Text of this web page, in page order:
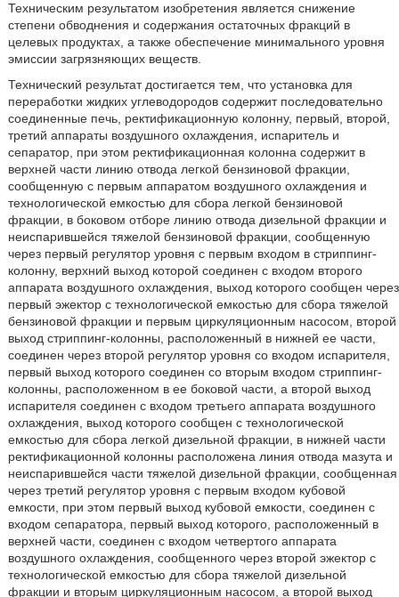
Техническим результатом изобретения является снижение
степени обводнения и содержания остаточных фракций в
целевых продуктах, а также обеспечение минимального уровня
эмиссии загрязняющих веществ.
Технический результат достигается тем, что установка для
переработки жидких углеводородов содержит последовательно
соединенные печь, ректификационную колонну, первый, второй,
третий аппараты воздушного охлаждения, испаритель и
сепаратор, при этом ректификационная колонна содержит в
верхней части линию отвода легкой бензиновой фракции,
сообщенную с первым аппаратом воздушного охлаждения и
технологической емкостью для сбора легкой бензиновой
фракции, в боковом отборе линию отвода дизельной фракции и
неиспарившейся тяжелой бензиновой фракции, сообщенную
через первый регулятор уровня с первым входом в стриппинг-
колонну, верхний выход которой соединен с входом второго
аппарата воздушного охлаждения, выход которого сообщен через
первый эжектор с технологической емкостью для сбора тяжелой
бензиновой фракции и первым циркуляционным насосом, второй
выход стриппинг-колонны, расположенный в нижней ее части,
соединен через второй регулятор уровня со входом испарителя,
первый выход которого соединен со вторым входом стриппинг-
колонны, расположенном в ее боковой части, а второй выход
испарителя соединен с входом третьего аппарата воздушного
охлаждения, выход которого сообщен с технологической
емкостью для сбора легкой дизельной фракции, в нижней части
ректификационной колонны расположена линия отвода мазута и
неиспарившейся части тяжелой дизельной фракции, сообщенная
через третий регулятор уровня с первым входом кубовой
емкости, при этом первый выход кубовой емкости, соединен с
входом сепаратора, первый выход которого, расположенный в
верхней части, соединен с входом четвертого аппарата
воздушного охлаждения, сообщенного через второй эжектор с
технологической емкостью для сбора тяжелой дизельной
фракции и вторым циркуляционным насосом, а второй выход